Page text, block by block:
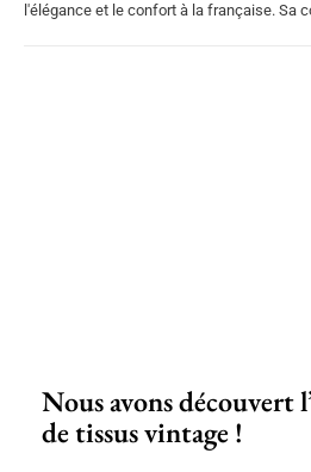
l'élégance et le confort à la française. Sa
Nous avons découvert
de tissus vintage !